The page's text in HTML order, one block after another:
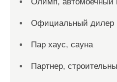
Официальный дилер
Пар хаус, сауна
Партнер,